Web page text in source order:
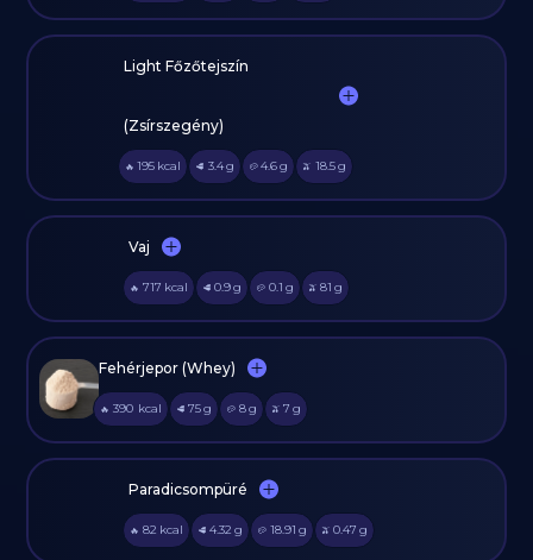
Light Főzőtejszín
(Zsírszegény)
🔥 195 kcal 🥩 3.4g 🥔 4.6g 🫒 18.5g
Vaj
🔥 717 kcal 🥩 0.9g 🥔 0.1 g 🫒 81 g
Fehérjepor (Whey)
🔥 390 kcal 🥩 75g 🥔 8g 🫒 7 g
Paradicsompüré
🔥 82 kcal 🥩 4.32 g 🥔 18.91 g 🫒 0.47 g